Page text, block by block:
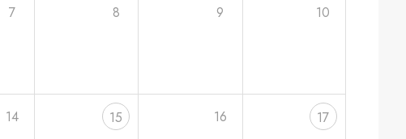
7 8 9 10
14 15 16 17